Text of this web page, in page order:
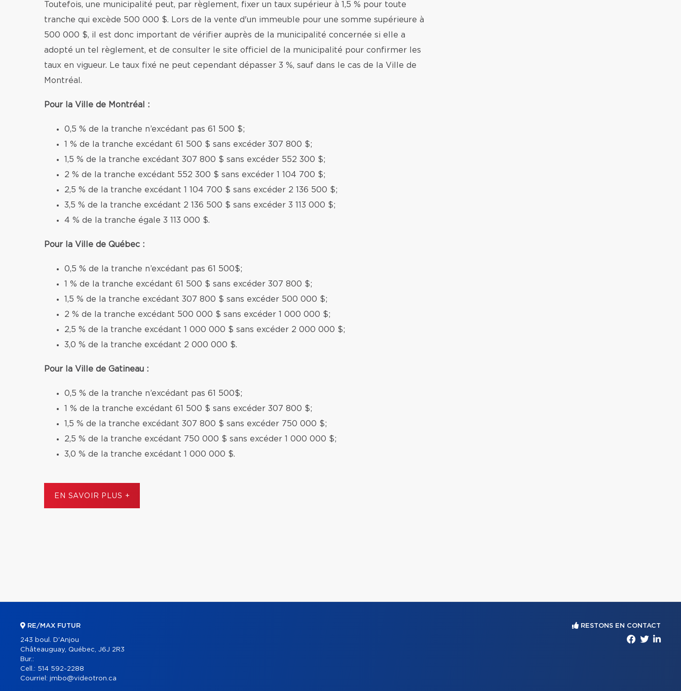
Toutefois, une municipalité peut, par règlement, fixer un taux supérieur à 1,5 % pour toute
tranche qui excède 500 000 $. Lors de la vente d'un immeuble pour une somme supérieure à
500 000 $, il est donc important de vérifier auprès de la municipalité concernée si elle a
adopté un tel règlement, et de consulter le site officiel de la municipalité pour confirmer les
taux en vigueur. Le taux fixé ne peut cependant dépasser 3 %, sauf dans le cas de la Ville de
Montréal.
Pour la Ville de Montréal :
0,5 % de la tranche n’excédant pas 61 500 $;
1 % de la tranche excédant 61 500 $ sans excéder 307 800 $;
1,5 % de la tranche excédant 307 800 $ sans excéder 552 300 $;
2 % de la tranche excédant 552 300 $ sans excéder 1 104 700 $;
2,5 % de la tranche excédant 1 104 700 $ sans excéder 2 136 500 $;
3,5 % de la tranche excédant 2 136 500 $ sans excéder 3 113 000 $;
4 % de la tranche égale 3 113 000 $.
Pour la Ville de Québec :
0,5 % de la tranche n’excédant pas 61 500$;
1 % de la tranche excédant 61 500 $ sans excéder 307 800 $;
1,5 % de la tranche excédant 307 800 $ sans excéder 500 000 $;
2 % de la tranche excédant 500 000 $ sans excéder 1 000 000 $;
2,5 % de la tranche excédant 1 000 000 $ sans excéder 2 000 000 $;
3,0 % de la tranche excédant 2 000 000 $.
Pour la Ville de Gatineau :
0,5 % de la tranche n’excédant pas 61 500$;
1 % de la tranche excédant 61 500 $ sans excéder 307 800 $;
1,5 % de la tranche excédant 307 800 $ sans excéder 750 000 $;
2,5 % de la tranche excédant 750 000 $ sans excéder 1 000 000 $;
3,0 % de la tranche excédant 1 000 000 $.
EN SAVOIR PLUS +
RE/MAX FUTUR
243 boul. D'Anjou
Châteauguay, Québec, J6J 2R3
Bur.:
Cell.: 514 592-2288
Courriel: jmbo@videotron.ca
RESTONS EN CONTACT